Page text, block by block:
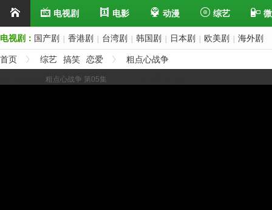
电视剧 电影 动漫 综艺
电视剧： 国产剧 香港剧 台湾剧 韩国剧 日本剧 欧美剧 海外剧
首页 综艺 搞笑 恋爱 粗点心战争
粗点心战争 第05集